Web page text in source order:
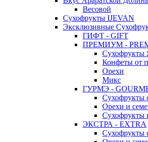
Весовой
Сухофрукты IJEVAN
Эксклюзивные
ГИФТ - GIFT
ПРЕМИУМ -
Сухофрукты
Конфеты от
Орехи
Микс
ГУРМЭ -
Сухофрукты
Орехи и
Сухофрукты
ЭКСТРА - EXTRA
Сухофрукты